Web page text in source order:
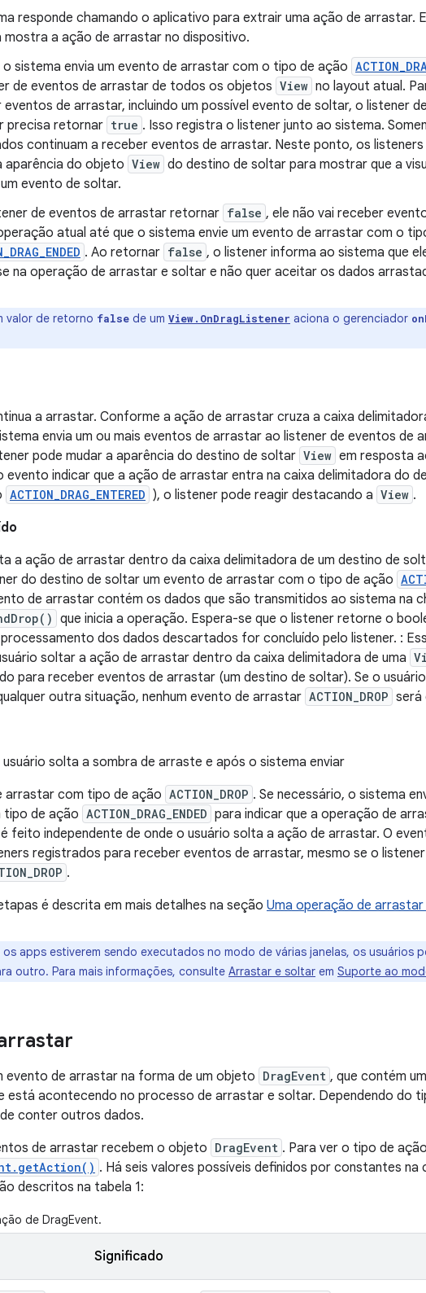
responde chamando o aplicativo para extrair uma ação de arrastar.
mostra a ação de arrastar no dispositivo.
o sistema envia um evento de arrastar com o tipo de ação
de eventos de arrastar de todos os objetos View no layout atual.
eventos de arrastar, incluindo um possível evento de soltar, o listener
precisa retornar true . Isso registra o listener junto ao sistema.
continuam a receber eventos de arrastar. Neste ponto, os
aparência do objeto View do destino de soltar para mostrar que a
evento de soltar.
de eventos de arrastar retornar false , ele não vai receber
atual até que o sistema envie um evento de arrastar com o
. Ao retornar false , o listener informa ao sistema que
na operação de arrastar e soltar e não quer aceitar os dados
valor de retorno false de um View.OnDragListener aciona o gerenciador
a arrastar. Conforme a ação de arrastar cruza a caixa
envia um ou mais eventos de arrastar ao listener de eventos de
pode mudar a aparência do destino de soltar View em resposta
evento indicar que a ação de arrastar entra na caixa delimitadora do
ACTION_DRAG_ENTERED ), o listener pode reagir destacando a View .
a ação de arrastar dentro da caixa delimitadora de um destino de
do destino de soltar um evento de arrastar com o tipo de ação
de arrastar contém os dados que são transmitidos ao sistema na
que inicia a operação. Espera-se que o listener retorne o
dos dados descartados for concluído pelo listener. :
soltar a ação de arrastar dentro da caixa delimitadora de uma
para receber eventos de arrastar (um destino de soltar). Se o
outra situação, nenhum evento de arrastar ACTION_DROP será
usuário solta a sombra de arraste e após o sistema enviar
arrastar com tipo de ação ACTION_DROP . Se necessário, o sistema
de ação ACTION_DRAG_ENDED para indicar que a operação de
feito independente de onde o usuário solta a ação de arrastar. O
registrados para receber eventos de arrastar, mesmo se o
.
é descrita em mais detalhes na seção Uma operação de
os apps estiverem sendo executados no modo de várias janelas, os usuários
outro. Para mais informações, consulte Arrastar e soltar em Suporte ao
evento de arrastar na forma de um objeto DragEvent , que contém
está acontecendo no processo de arrastar e soltar. Dependendo do
conter outros dados.
de arrastar recebem o objeto DragEvent . Para ver o tipo de
. Há seis valores possíveis definidos por constantes na
descritos na tabela 1:
de DragEvent.
Significado